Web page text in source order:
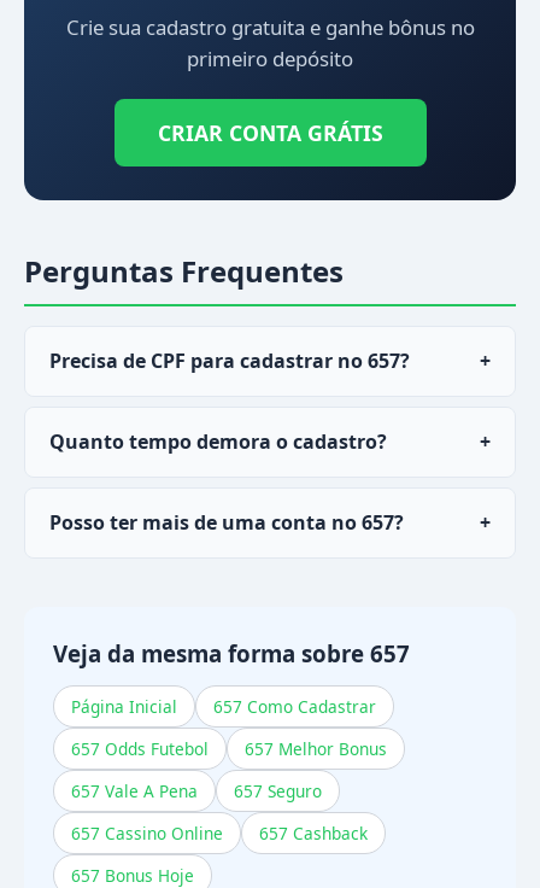
Crie sua cadastro gratuita e ganhe bônus no
primeiro depósito
CRIAR CONTA GRÁTIS
Perguntas Frequentes
Precisa de CPF para cadastrar no 657?
+
identidade e para processar saques via PIX com
Quanto tempo demora o cadastro?
+
cadastro pode levar até sem parar se for
Posso ter mais de uma conta no 657?
+
Veja da mesma forma sobre 657
Página Inicial
657 Como Cadastrar
657 Odds Futebol
657 Melhor Bonus
657 Vale A Pena
657 Seguro
657 Cassino Online
657 Cashback
657 Bonus Hoje